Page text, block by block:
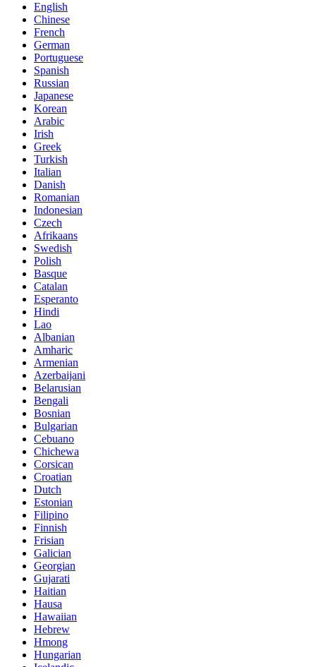
English
Chinese
French
German
Portuguese
Spanish
Russian
Japanese
Korean
Arabic
Irish
Greek
Turkish
Italian
Danish
Romanian
Indonesian
Czech
Afrikaans
Swedish
Polish
Basque
Catalan
Esperanto
Hindi
Lao
Albanian
Amharic
Armenian
Azerbaijani
Belarusian
Bengali
Bosnian
Bulgarian
Cebuano
Chichewa
Corsican
Croatian
Dutch
Estonian
Filipino
Finnish
Frisian
Galician
Georgian
Gujarati
Haitian
Hausa
Hawaiian
Hebrew
Hmong
Hungarian